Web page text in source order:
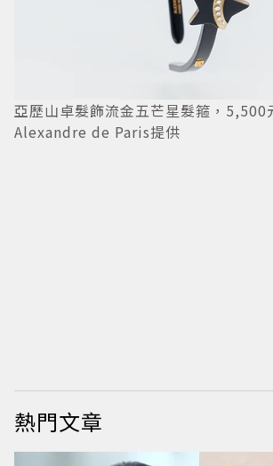
亞歷山卓髮飾流金五芒星髮箍，5,500
Alexandre de Paris提供
熱門文章